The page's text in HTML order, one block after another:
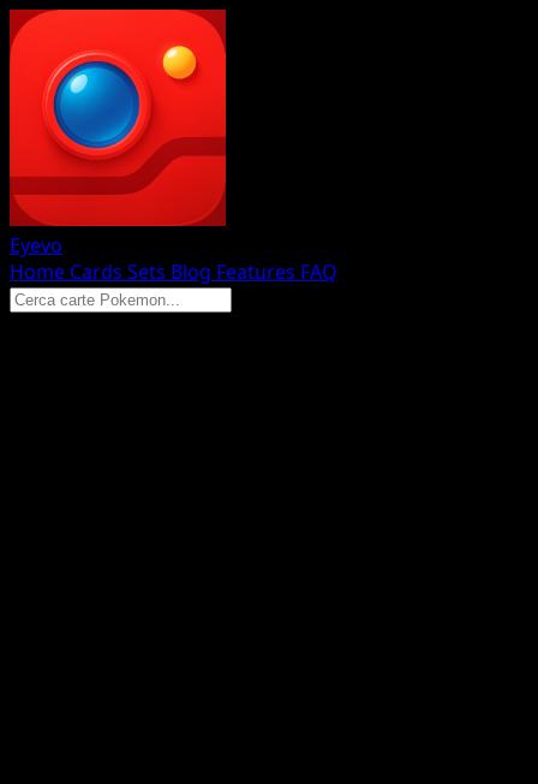
Eyevo
Home Cards Sets Blog Features FAQ